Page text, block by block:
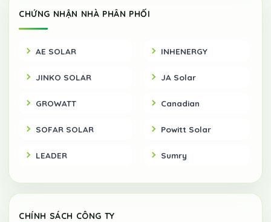
CHỨNG NHẬN NHÀ PHÂN PHỐI
AE SOLAR
JINKO SOLAR
GROWATT
SOFAR SOLAR
LEADER
INHENERGY
JA Solar
Canadian
Powitt Solar
Sumry
CHÍNH SÁCH CÔNG TY